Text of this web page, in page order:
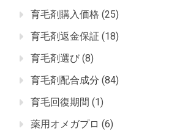
育毛剤購入価格 (25)
育毛剤返金保証 (18)
育毛剤選び (8)
育毛剤配合成分 (84)
育毛回復期間 (1)
薬用オメガプロ (6)